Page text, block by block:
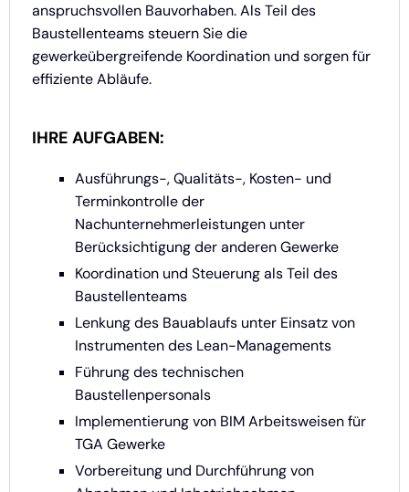
anspruchsvollen Bauvorhaben. Als Teil des
Baustellenteams steuern Sie die
gewerkeübergreifende Koordination und sorgen für
effiziente Abläufe.
IHRE AUFGABEN:
Ausführungs-, Qualitäts-, Kosten- und
Terminkontrolle der
Nachunternehmerleistungen unter
Berücksichtigung der anderen Gewerke
Koordination und Steuerung als Teil des
Baustellenteams
Lenkung des Bauablaufs unter Einsatz von
Instrumenten des Lean-Managements
Führung des technischen
Baustellenpersonals
Implementierung von BIM Arbeitsweisen für
TGA Gewerke
Vorbereitung und Durchführung von